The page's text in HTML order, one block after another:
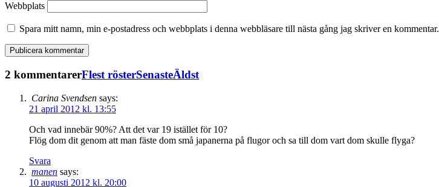
Webbplats
Spara mitt namn, min e-postadress och webbplats i denna webbläsare till nästa gång jag skriver en kommentar.
2 kommentarerFlest rösterSenasteÄldst
Carina Svendsen says:
21 april 2012 kl. 13:55
Och vad innebär 90%? Att det var 19 istället för 10?
Flög dom dit genom att man fäste dom små japanerna på flugor och sa till dom vart dom skulle flyga?
Svara
manen says:
10 augusti 2012 kl. 20:00